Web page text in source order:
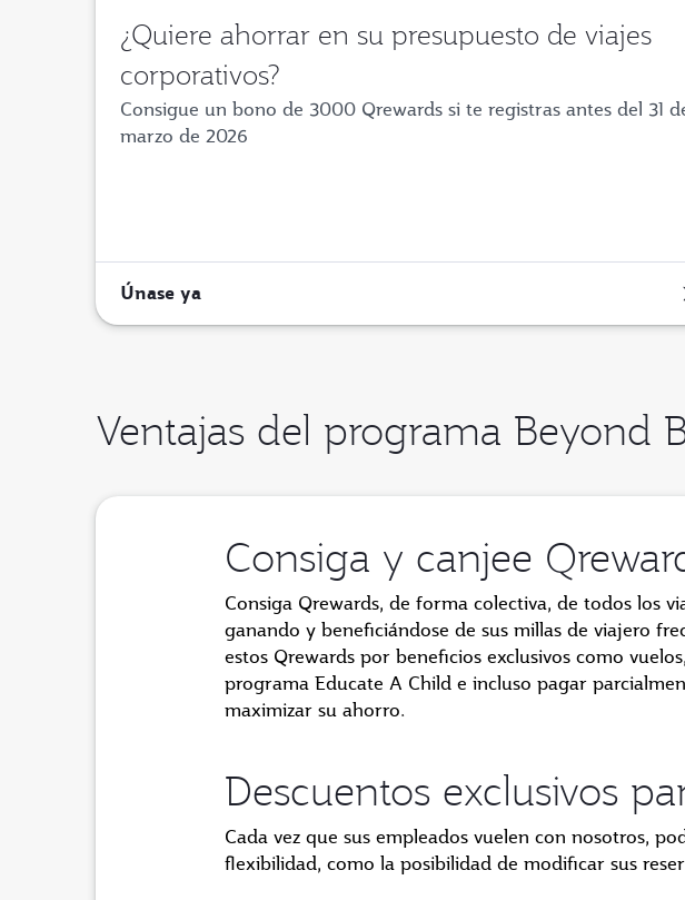
¿Quiere ahorrar en su presupuesto de viajes
corporativos?
Consigue un bono de 3000 Qrewards si te registras antes del 31
marzo de 2026
Únase ya
Ventajas del programa Beyond
Consiga y canjee
Consiga Qrewards, de forma colectiva, de todos los
ganando y beneficiándose de sus millas de viajero
estos Qrewards por beneficios exclusivos como
programa Educate A Child e incluso pagar
maximizar su ahorro.
Descuentos exclusivos
Cada vez que sus empleados vuelen con nosotros,
flexibilidad, como la posibilidad de modificar sus